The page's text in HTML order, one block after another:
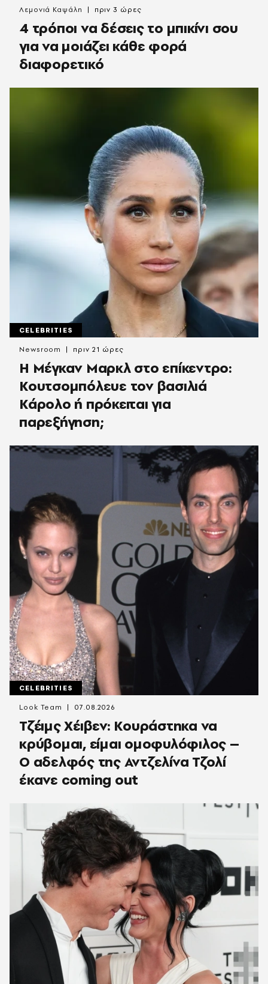
4 τρόποι να δέσεις το μπικίνι σου
για να μοιάζει κάθε φορά
διαφορετικό
Λεμονιά Καψάλη πριν 3 ώρες
CELEBRITIES
Η Μέγκαν Μαρκλ στο επίκεντρο:
Κουτσομπόλευε τον βασιλιά
Κάρολο ή πρόκειται για
παρεξήγηση;
Newsroom πριν 21 ώρες
CELEBRITIES
Τζέιμς Χέιβεν: Κουράστηκα να
κρύβομαι, είμαι ομοφυλόφιλος –
Ο αδελφός της Αντζελίνα Τζολί
έκανε coming out
Look Team 07.08.2026